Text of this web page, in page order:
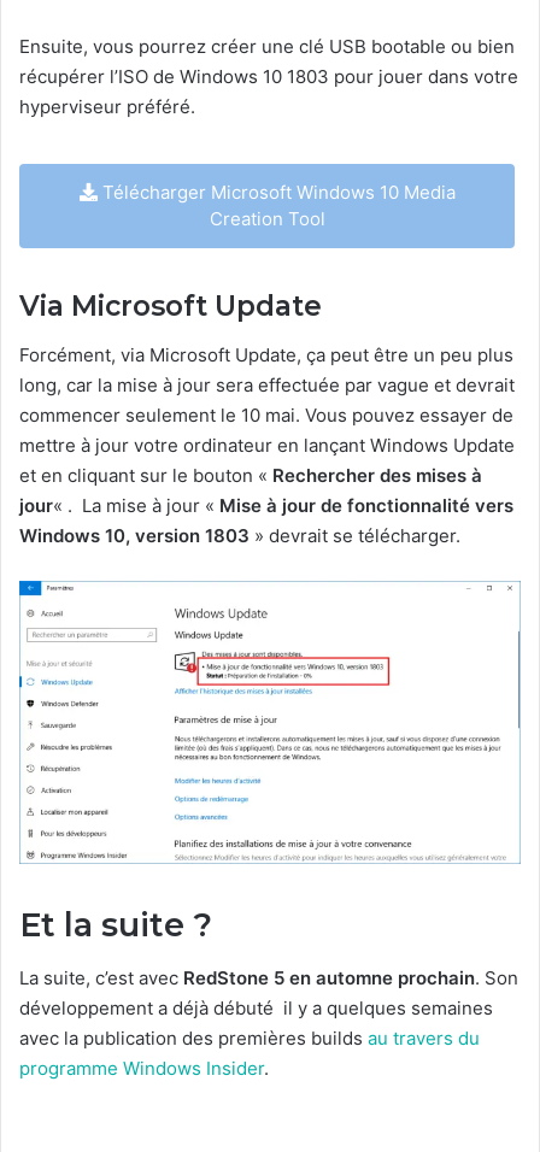
Ensuite, vous pourrez créer une clé USB bootable ou bien
récupérer l’ISO de Windows 10 1803 pour jouer dans votre
hyperviseur préféré.
Télécharger Microsoft Windows 10 Media
Creation Tool
Via Microsoft Update
Forcément, via Microsoft Update, ça peut être un peu plus
long, car la mise à jour sera effectuée par vague et devrait
commencer seulement le 10 mai. Vous pouvez essayer de
mettre à jour votre ordinateur en lançant Windows Update
et en cliquant sur le bouton « Rechercher des mises à
jour« . La mise à jour « Mise à jour de fonctionnalité vers
Windows 10, version 1803 » devrait se télécharger.
Et la suite ?
La suite, c’est avec RedStone 5 en automne prochain. Son
développement a déjà débuté il y a quelques semaines
avec la publication des premières builds au travers du
programme Windows Insider.